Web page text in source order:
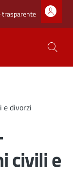
e divorzi
civili e